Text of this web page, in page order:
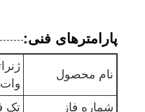
مجموعه ژنراتور جوش
موتور دیزل ژنراتور
پارامترهای فنی:
نام محصول
وات
شماره فاز
تک